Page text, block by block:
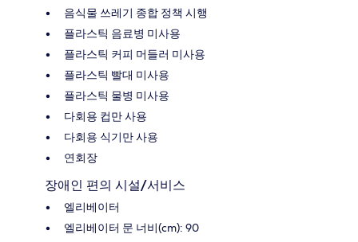
음식물 쓰레기 종합 정책 시행
플라스틱 음료병 미사용
플라스틱 커피 머들러 미사용
플라스틱 빨대 미사용
플라스틱 물병 미사용
다회용 컵만 사용
다회용 식기만 사용
연회장
장애인 편의 시설/서비스
엘리베이터
엘리베이터 문 너비(cm): 90